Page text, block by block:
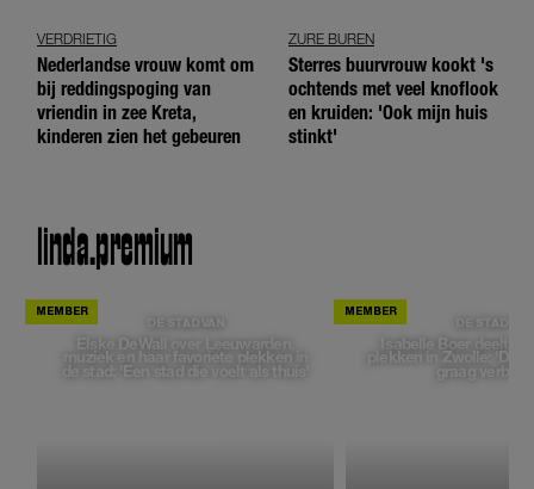
VERDRIETIG
Nederlandse vrouw komt om
bij reddingspoging van
vriendin in zee Kreta,
kinderen zien het gebeuren
ZURE BUREN
Sterres buurvrouw kookt 's
ochtends met veel knoflook
en kruiden: 'Ook mijn huis
stinkt'
linda.premium
DE STAD VAN
Elske DeWall over Leeuwarden,
muziek en haar favoriete plekken in
de stad: 'Een stad die voelt als thuis'
Isabelle Boer deelt
plekken in Zwolle:
graag